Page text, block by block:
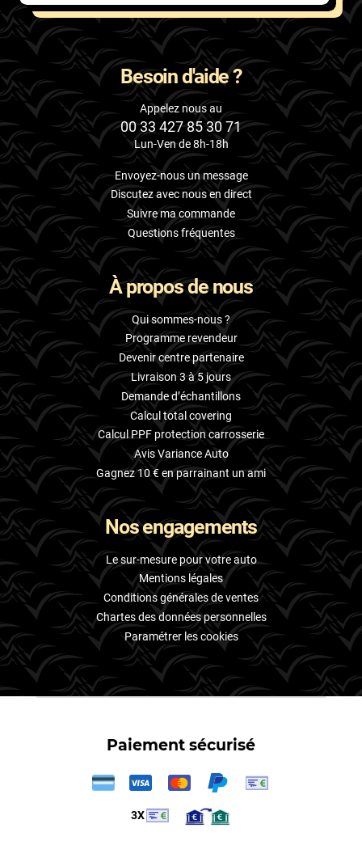
Besoin d'aide ?
Appelez nous au
00 33 427 85 30 71
Lun-Ven de 8h-18h
Envoyez-nous un message
Discutez avec nous en direct
Suivre ma commande
Questions fréquentes
À propos de nous
Qui sommes-nous ?
Programme revendeur
Devenir centre partenaire
Livraison 3 à 5 jours
Demande d’échantillons
Calcul total covering
Calcul PPF protection carrosserie
Avis Variance Auto
Gagnez 10 € en parrainant un ami
Nos engagements
Le sur-mesure pour votre auto
Mentions légales
Conditions générales de ventes
Chartes des données personnelles
Paramétrer les cookies
Paiement sécurisé
3X